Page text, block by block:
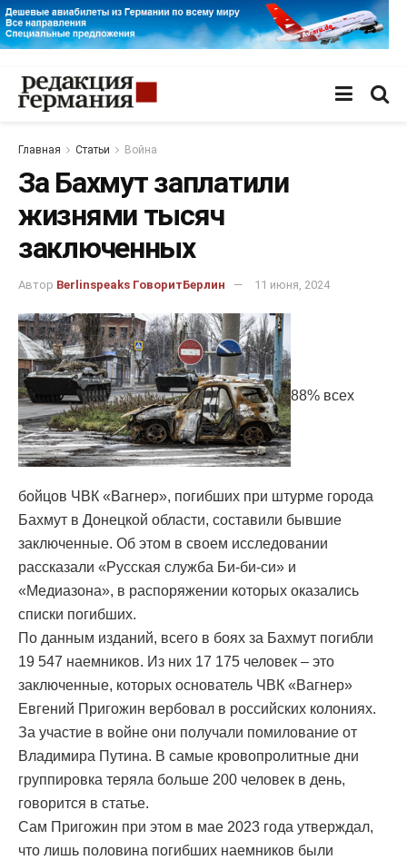
Главная Статьи Война
За Бахмут заплатили
жизнями тысяч
заключенных
Автор Berlinspeaks ГоворитБерлин 11 июня, 2024
88% всех
бойцов ЧВК «Вагнер», погибших при штурме города
Бахмут в Донецкой области, составили бывшие
заключенные. Об этом в своем исследовании
рассказали «Русская служба Би-би-си» и
«Медиазона», в распоряжении которых оказались
списки погибших.
По данным изданий, всего в боях за Бахмут погибли
19 547 наемников. Из них 17 175 человек – это
заключенные, которых основатель ЧВК «Вагнер»
Евгений Пригожин вербовал в российских колониях.
За участие в войне они получали помилование от
Владимира Путина. В самые кровопролитные дни
группировка теряла больше 200 человек в день,
говорится в статье.
Сам Пригожин при этом в мае 2023 года утверждал,
что лишь половина погибших наемников были